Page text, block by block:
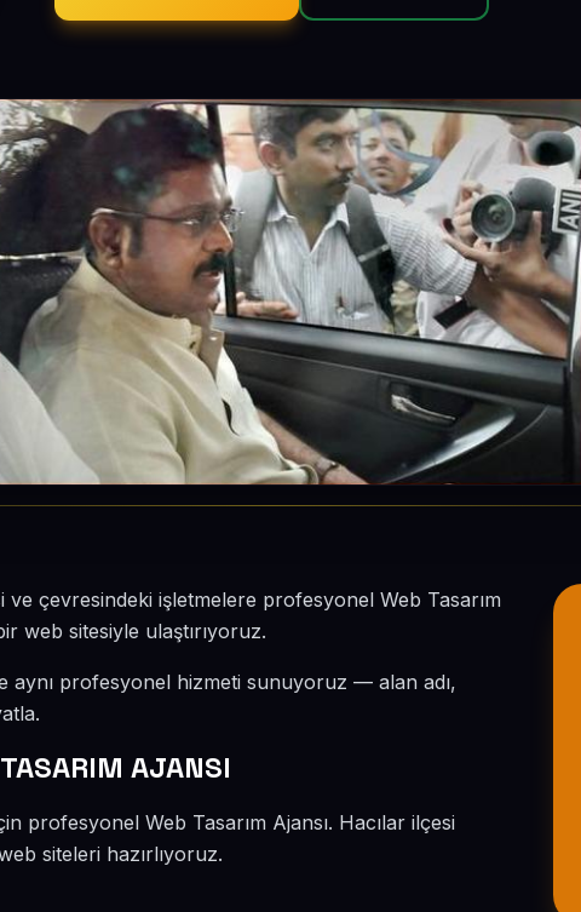
çevresindeki işletmelere profesyonel Web Tasarım
web sitesiyle ulaştırıyoruz.
aynı profesyonel hizmeti sunuyoruz — alan adı,
AJANSI
profesyonel Web Tasarım Ajansı. Hacılar ilçesi
siteleri hazırlıyoruz.